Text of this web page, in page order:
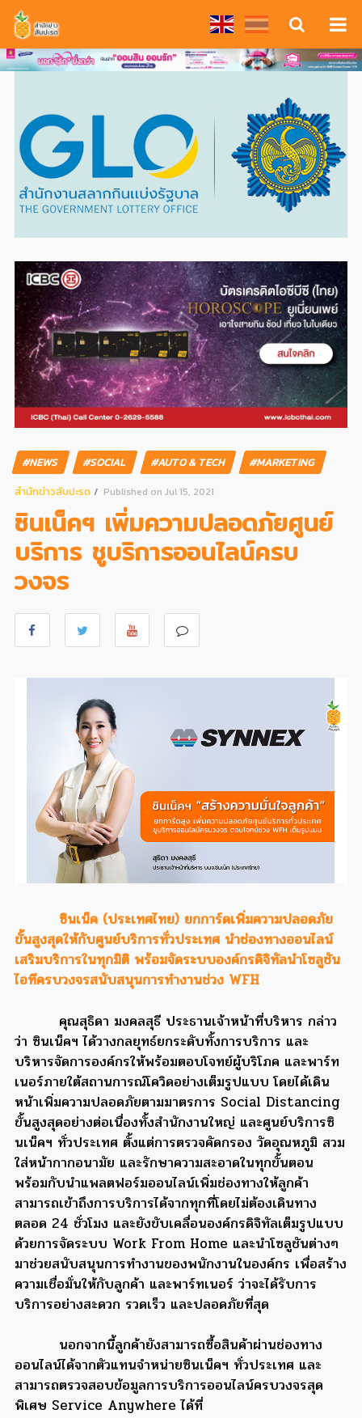
#NEWS #SOCIAL #AUTO & TECH
#MARKETING
สํานักข่าวสับปะรด
Published on Jul 15, 2021
ซินเน็คฯ เพิ่มความปลอดภัยศูนย์
บริการ ชูบริการออนไลน์ครบ
วงจร
ซินเน็ค (ประเทศไทย) ยกการ์ดเพิ่มความปลอดภัย
ขั้นสูงสุดให้กับศูนย์บริการทั่วประเทศ นำช่องทางออนไลน์
เสริมบริการในทุกมิติ พร้อมจัดระบบองค์กรดิจิทัลนำโซลูชัน
ไอทีครบวงจรสนับสนุนการทำงานช่วง WFH
คุณสุธิดา มงคลสุธี ประธานเจ้าหน้าที่บริหาร กล่าว
ว่า ซินเน็คฯ ได้วางกลยุทธ์ยกระดับทั้งการบริการ และ
บริหารจัดการองค์กรให้พร้อมตอบโจทย์ผู้บริโภค และพาร์ท
เนอร์ภายใต้สถานการณ์โควิดอย่างเต็มรูปแบบ โดยได้เดิน
หน้าเพิ่มความปลอดภัยตามมาตรการ Social Distancing
ขั้นสูงสุดอย่างต่อเนื่องทั้งสำนักงานใหญ่ และศูนย์บริการซิ
นเน็คฯ ทั่วประเทศ ตั้งแต่การตรวจคัดกรอง วัดอุณหภูมิ สวม
ใส่หน้ากากอนามัย และรักษาความสะอาดในทุกขั้นตอน
พร้อมกับนำแพลตฟอร์มออนไลน์เพิ่มช่องทางให้ลูกค้า
สามารถเข้าถึงการบริการได้จากทุกที่โดยไม่ต้องเดินทาง
ตลอด 24 ชั่วโมง และยังขับเคลื่อนองค์กรดิจิทัลเต็มรูปแบบ
ด้วยการจัดระบบ Work From Home และนำโซลูชันต่างๆ
มาช่วยสนับสนุนการทำงานของพนักงานในองค์กร เพื่อสร้าง
ความเชื่อมั่นให้กับลูกค้า และพาร์ทเนอร์ ว่าจะได้รับการ
บริการอย่างสะดวก รวดเร็ว และปลอดภัยที่สุด
นอกจากนี้ลูกค้ายังสามารถซื้อสินค้าผ่านช่องทาง
ออนไลน์ได้จากตัวแทนจำหน่ายซินเน็คฯ ทั่วประเทศ และ
สามารถตรวจสอบข้อมูลการบริการออนไลน์ครบวงจรสุด
พิเศษ Service Anywhere ได้ที่